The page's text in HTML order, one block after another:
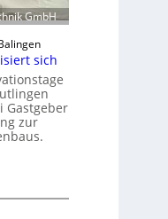
GmbH
sich
Gastgeber
zur